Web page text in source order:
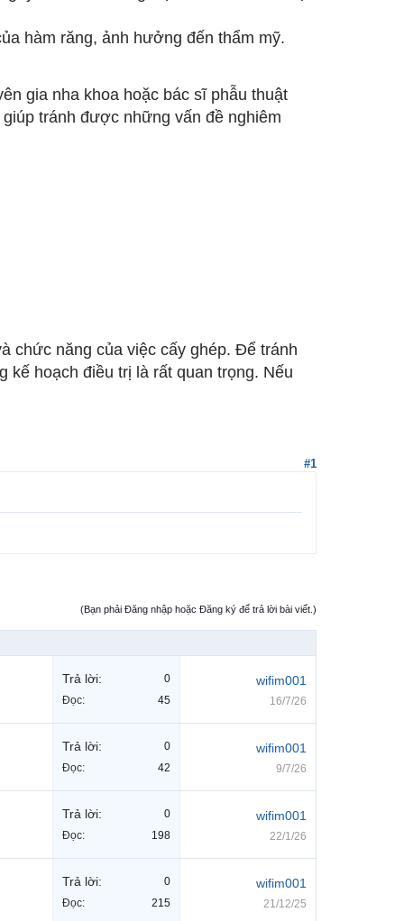
hàm răng, ảnh hưởng đến thẩm mỹ.
gia nha khoa hoặc bác sĩ phẫu thuật
tránh được những vấn đề nghiêm
chức năng của việc cấy ghép. Để tránh
kế hoạch điều trị là rất quan trọng. Nếu
#1
(Bạn phải Đăng nhập hoặc Đăng ký để trả lời bài viết.)
Trả lời:
0
Đọc:
45
wifim001
16/7/26
Trả lời:
0
Đọc:
42
wifim001
9/7/26
Trả lời:
0
Đọc:
198
wifim001
22/1/26
Trả lời:
0
Đọc:
215
wifim001
21/12/25